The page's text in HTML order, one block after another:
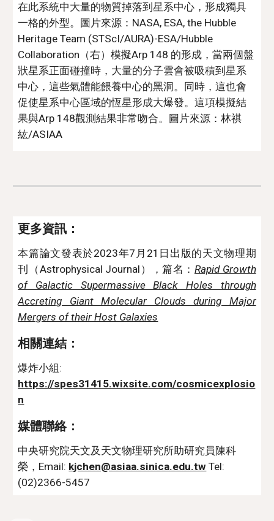
在此系統中大量的物質掉落到星系中心，形成獨具
一格的外型。 圖 片來源 ： NASA, ESA, the Hubble
Heritage Team (STScI/AURA)-ESA/Hubble
Collaboration （右）模擬Arp 148 的形成，當兩個盤
狀星系正面碰撞時，大量的分子雲會被吸積到星系
中心，這些氣體能餵養中心的黑洞。同時，這也會
促使星系中心區域的恆星形成大爆發。這項模擬結
果與Arp 148觀測結果非常吻合。 圖 片來源 ：林祺
紘/ASIAA
更多資訊：
本篇論文發表於2023年7 月 21 日出版的天文物理期
刊（Astrophysical Journal），篇名： Rapid Growth
of Galactic Supermassive Black Holes through
Accreting Giant Molecular Clouds during Major
Mergers of their Host Galaxies
相關連結：
爆炸小組:
https://spes31415.wixsite.com/cosmicexplosio
n
媒體聯絡：
中央研究院天文及天文物理研究所助研究員陳科
榮，Email: kjchen@asiaa.sinica.edu.tw Tel:
(02)2366-5457